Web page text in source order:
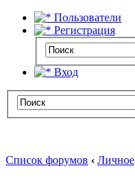
Пользователи
Регистрация
Вход
Список форумов ‹ Личное